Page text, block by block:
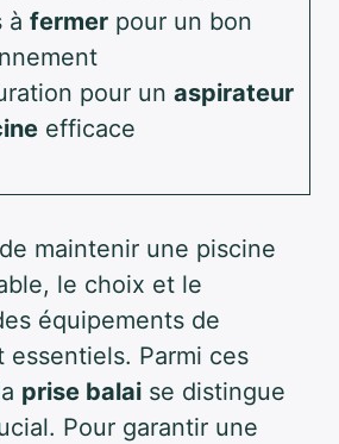
à fermer pour un bon
pour un aspirateur
efficace
de maintenir une piscine
le choix et le
équipements de
essentiels. Parmi ces
prise balai se distingue
Pour garantir une